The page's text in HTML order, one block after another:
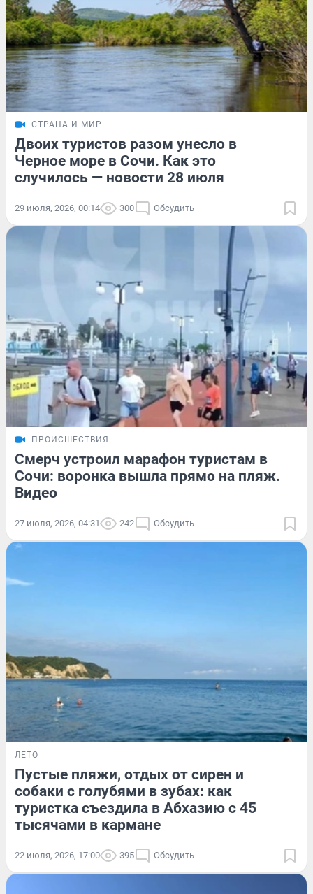
СТРАНА И МИР
Двоих туристов разом унесло в
Черное море в Сочи. Как это
случилось — новости 28 июля
29 июля, 2026, 00:14 300 Обсудить
ПРОИСШЕСТВИЯ
Смерч устроил марафон туристам в
Сочи: воронка вышла прямо на пляж.
Видео
27 июля, 2026, 04:31 242 Обсудить
ЛЕТО
Пустые пляжи, отдых от сирен и
собаки с голубями в зубах: как
туристка съездила в Абхазию с 45
тысячами в кармане
22 июля, 2026, 17:00 395 Обсудить